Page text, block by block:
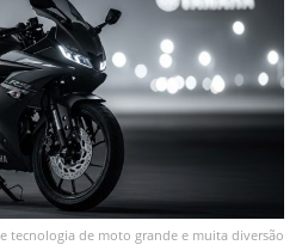
tecnologia de moto grande e muita diversão